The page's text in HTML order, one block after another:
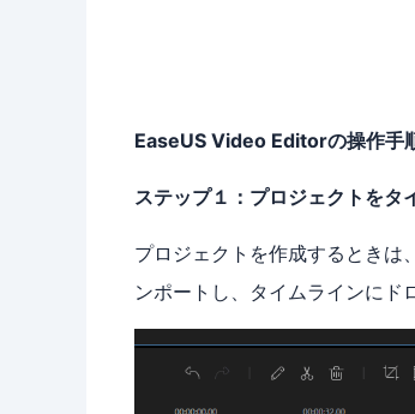
EaseUS Video Editorの操作手
ステップ１：プロジェクトをタ
プロジェクトを作成するときは
ンポートし、タイムラインにド